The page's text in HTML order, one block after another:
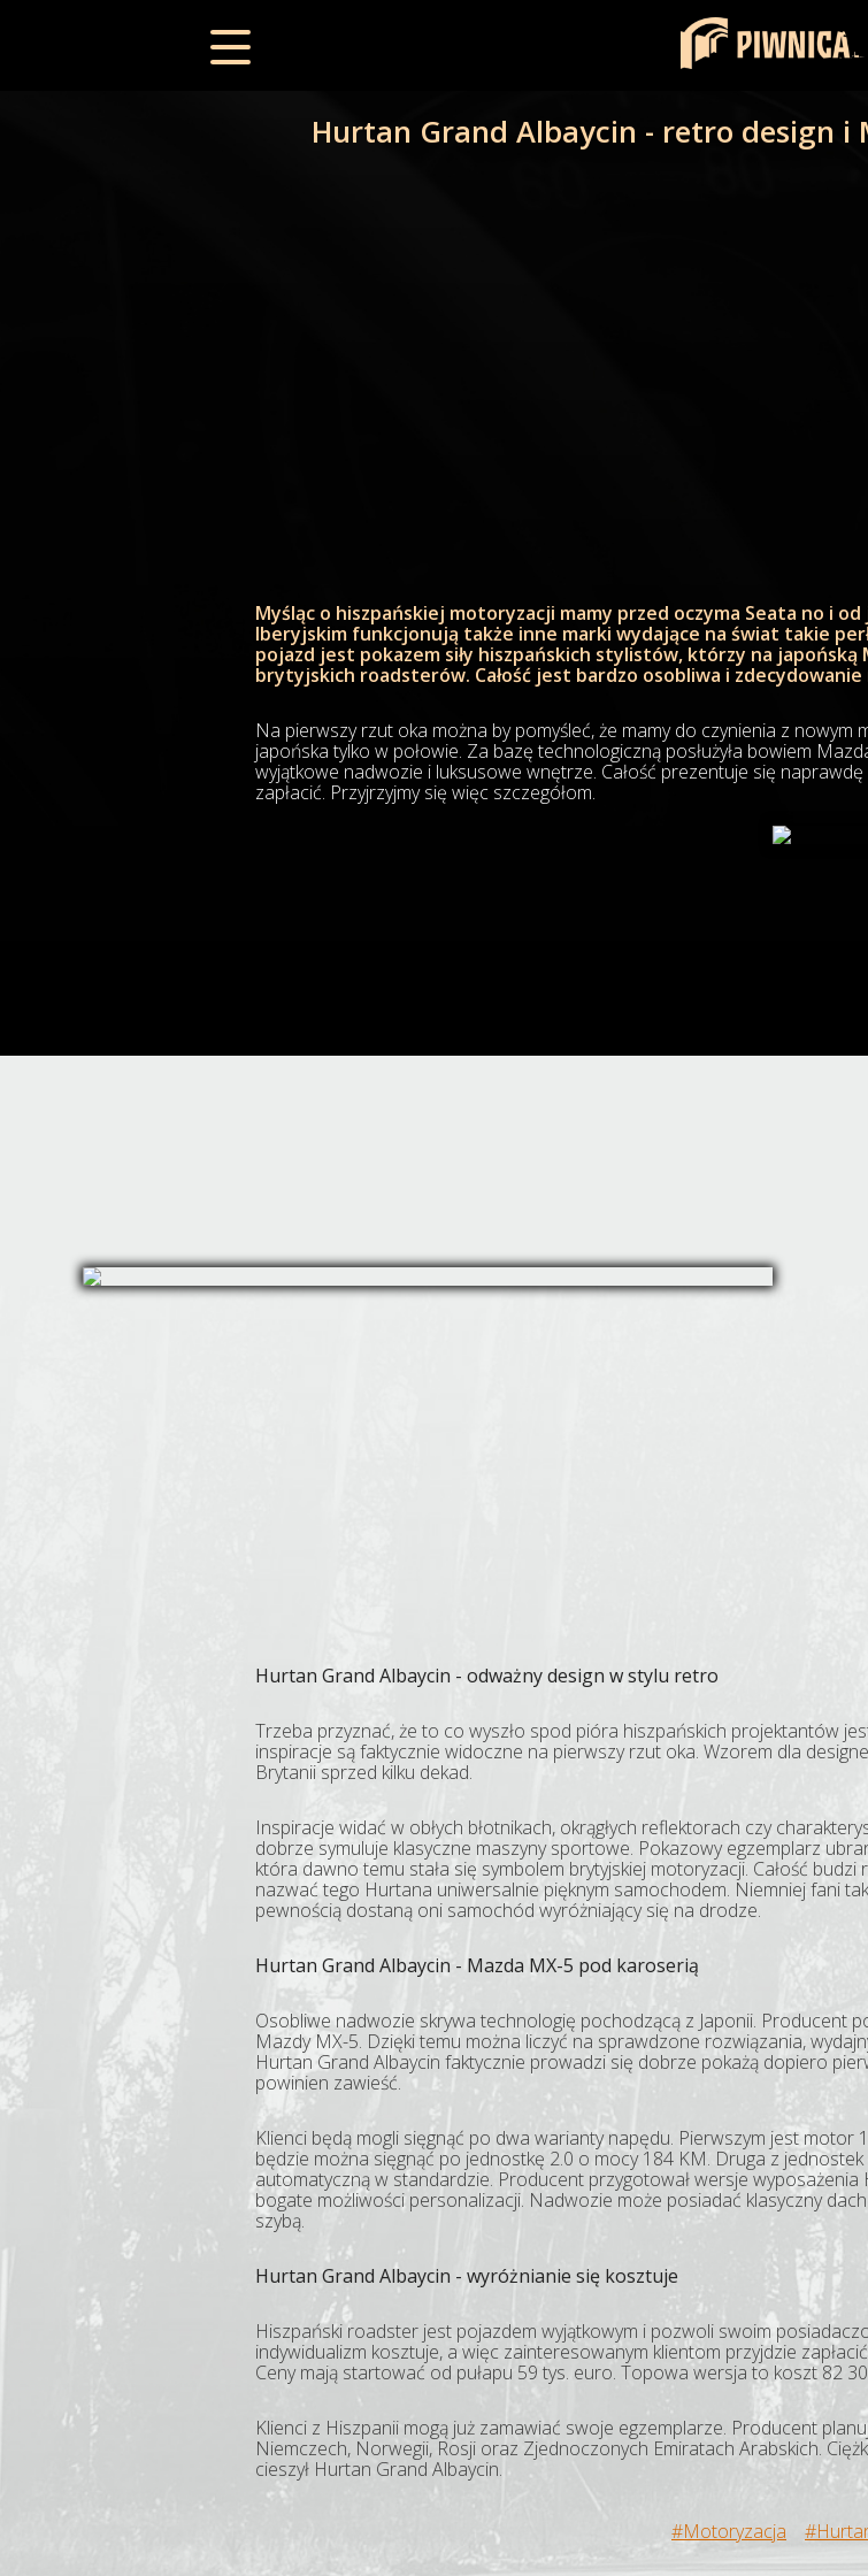
Hurtan Grand Albaycin - retro design i
Myśląc o hiszpańskiej motoryzacji mamy przed oczyma Seata no i od
Iberyjskim funkcjonują także inne marki wydające na świat takie
pojazd jest pokazem siły hiszpańskich stylistów, którzy na japońską
brytyjskich roadsterów. Całość jest bardzo osobliwa i zdecydowanie
Na pierwszy rzut oka można by pomyśleć, że mamy do czynienia z
japońska tylko w połowie. Za bazę technologiczną posłużyła bowiem
wyjątkowe nadwozie i luksusowe wnętrze. Całość prezentuje się
zapłacić. Przyjrzyjmy się więc szczegółom.
Hurtan Grand Albaycin - odważny design w stylu retro
Trzeba przyznać, że to co wyszło spod pióra hiszpańskich projektantów
inspiracje są faktycznie widoczne na pierwszy rzut oka. Wzorem dla
Brytanii sprzed kilku dekad.
Inspiracje widać w obłych błotnikach, okrągłych reflektorach czy
dobrze symuluje klasyczne maszyny sportowe. Pokazowy egzemplarz
która dawno temu stała się symbolem brytyjskiej motoryzacji. Całość
nazwać tego Hurtana uniwersalnie pięknym samochodem. Niemniej fani
pewnością dostaną oni samochód wyróżniający się na drodze.
Hurtan Grand Albaycin - Mazda MX-5 pod karoserią
Osobliwe nadwozie skrywa technologię pochodzącą z Japonii. Producent
Mazdy MX-5. Dzięki temu można liczyć na sprawdzone rozwiązania,
Hurtan Grand Albaycin faktycznie prowadzi się dobrze pokażą dopiero
powinien zawieść.
Klienci będą mogli sięgnąć po dwa warianty napędu. Pierwszym jest motor
będzie można sięgnąć po jednostkę 2.0 o mocy 184 KM. Druga z
automatyczną w standardzie. Producent przygotował wersje
bogate możliwości personalizacji. Nadwozie może posiadać klasyczny dach
szybą.
Hurtan Grand Albaycin - wyróżnianie się kosztuje
Hiszpański roadster jest pojazdem wyjątkowym i pozwoli swoim
indywidualizm kosztuje, a więc zainteresowanym klientom przyjdzie
Ceny mają startować od pułapu 59 tys. euro. Topowa wersja to koszt 82
Klienci z Hiszpanii mogą już zamawiać swoje egzemplarze. Producent
Niemczech, Norwegii, Rosji oraz Zjednoczonych Emiratach Arabskich.
cieszył Hurtan Grand Albaycin.
#Motoryzacja